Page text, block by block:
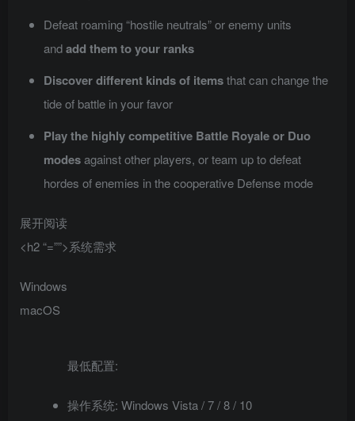
Defeat roaming “hostile neutrals” or enemy units
andadd them to your ranks
Discover different kinds of itemsthat can change the
tide of battle in your favor
Play the highly competitive Battle Royale or Duo
modesagainst other players, or team up to defeat
hordes of enemies in the cooperative Defense mode
展开阅读
<h2 “=””>系统需求
Windows
macOS
最低配置:
操作系统: Windows Vista / 7 / 8 / 10